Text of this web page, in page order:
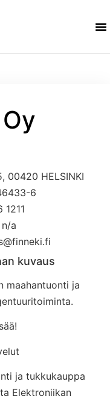
00420 HELSINKI
6
1211
a
kuvaus
maahantuonti ja
ja tukkukauppa
Elektroniikan